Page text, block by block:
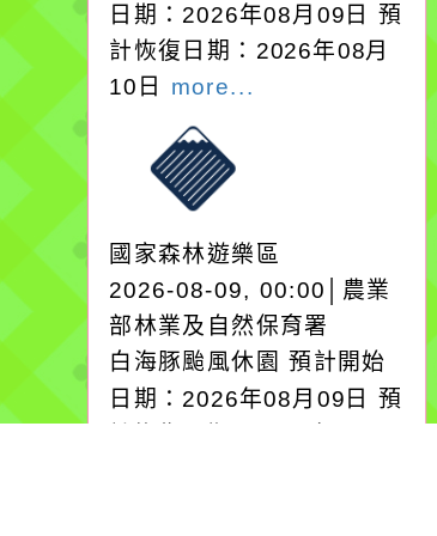
日期：2026年08月09日 預
計恢復日期：2026年08月
10日 more...
國家森林遊樂區
2026-08-09, 00:00│農業
部林業及自然保育署
白海豚颱風休園 預計開始
日期：2026年08月09日 預